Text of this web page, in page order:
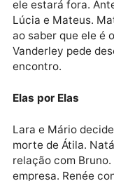
quando ela tenta
Daniel e que vai
Belisário e jura
Daniel propõe o
Diretoria
ele estará fora.
Lúcia e Mateus.